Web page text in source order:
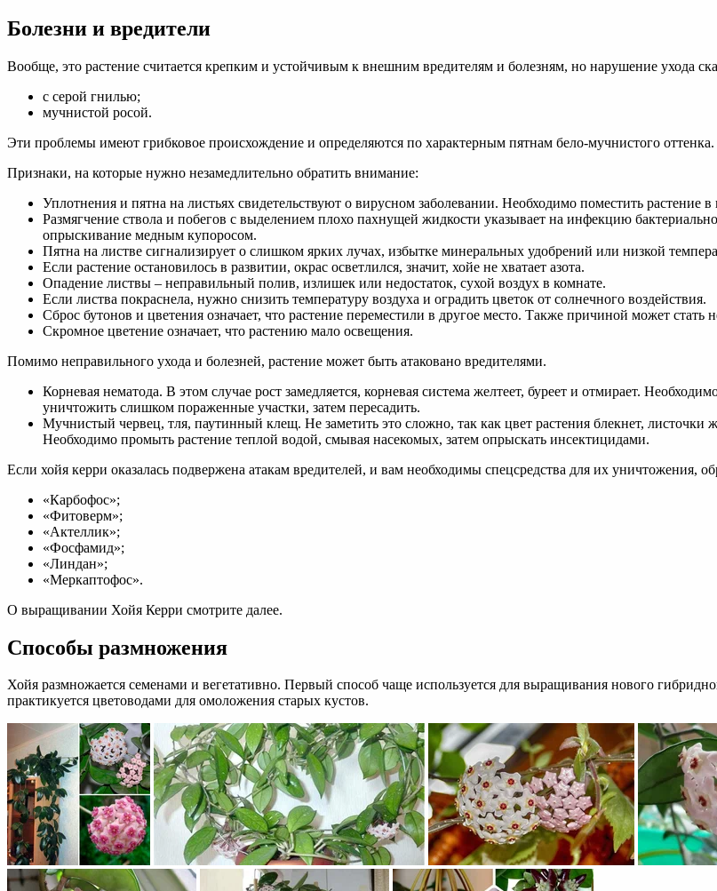
Болезни и вредители
Вообще, это растение считается крепким и устойчивым к внешним вредителям и болезням, но нарушение ухода
с серой гнилью;
мучнистой росой.
Эти проблемы имеют грибковое происхождение и определяются по характерным пятнам бело-мучнистого оттенка.
Признаки, на которые нужно незамедлительно обратить внимание:
Уплотнения и пятна на листьях свидетельствуют о вирусном заболевании. Необходимо поместить растение
Размягчение ствола и побегов с выделением плохо пахнущей жидкости указывает на инфекцию
опрыскивание медным купоросом.
Пятна на листве сигнализирует о слишком ярких лучах, избытке минеральных удобрений или низкой
Если растение остановилось в развитии, окрас осветлился, значит, хойе не хватает азота.
Опадение листвы – неправильный полив, излишек или недостаток, сухой воздух в комнате.
Если листва покраснела, нужно снизить температуру воздуха и оградить цветок от солнечного воздействия.
Сброс бутонов и цветения означает, что растение переместили в другое место. Также причиной может стать
Скромное цветение означает, что растению мало освещения.
Помимо неправильного ухода и болезней, растение может быть атаковано вредителями.
Корневая нематода. В этом случае рост замедляется, корневая система желтеет, буреет и отмирает.
уничтожить слишком пораженные участки, затем пересадить.
Мучнистый червец, тля, паутинный клещ. Не заметить это сложно, так как цвет растения блекнет,
Необходимо промыть растение теплой водой, смывая насекомых, затем опрыскать инсектицидами.
Если хойя керри оказалась подвержена атакам вредителей, и вам необходимы спецсредства для их уничтожения,
«Карбофос»;
«Фитоверм»;
«Актеллик»;
«Фосфамид»;
«Линдан»;
«Меркаптофос».
О выращивании Хойя Керри смотрите далее.
Способы размножения
Хойя размножается семенами и вегетативно. Первый способ чаще используется для выращивания нового
практикуется цветоводами для омоложения старых кустов.